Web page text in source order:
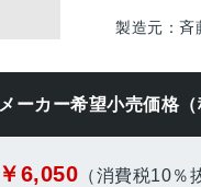
製造元：斉
メーカー希望小売価格（
￥6,050 （消費税10